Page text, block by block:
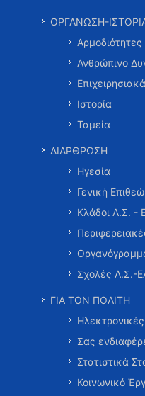
ΟΡΓΑΝΩΣΗ-
Αρμοδιότητες
Ανθρώπινο
Ιστορία
Ταμεία
ΔΙΑΡΘΡΩΣΗ
Ηγεσία
Γενική
Κλάδοι Λ.Σ. -
Σχολές Λ.Σ.-
ΓΙΑ ΤΟΝ ΠΟΛΙΤΗ
Σας
Στατιστικά
Κοινωνικό